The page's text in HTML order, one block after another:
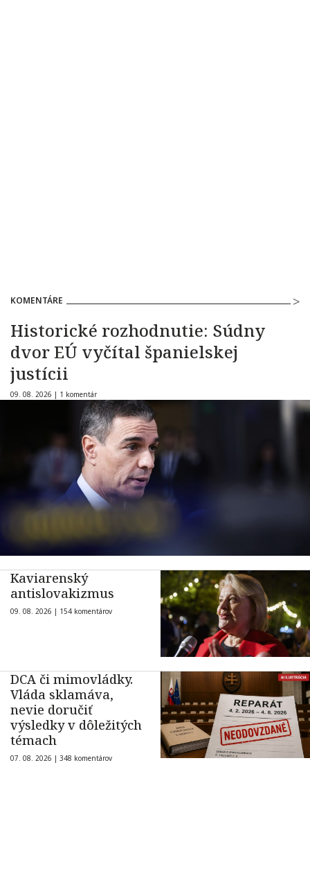
KOMENTÁRE
Historické rozhodnutie: Súdny
dvor EÚ vyčítal španielskej
justícii
09. 08. 2026 | 1 komentár
Kaviarenský
antislovakizmus
09. 08. 2026 | 154 komentárov
DCA či mimovládky.
Vláda sklamáva,
nevie doručiť
výsledky v dôležitých
témach
07. 08. 2026 | 348 komentárov